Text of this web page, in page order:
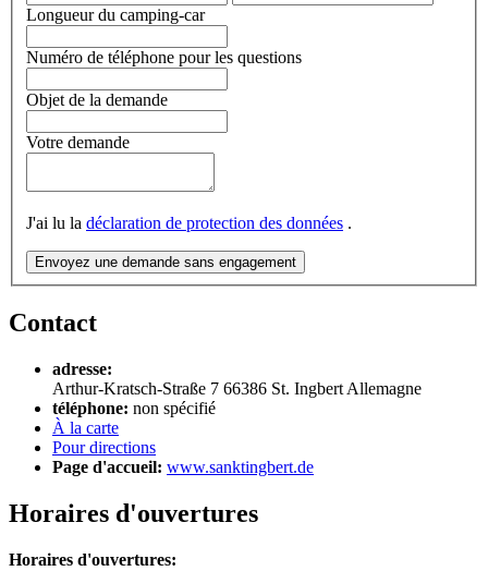
Longueur du camping-car
Numéro de téléphone pour les questions
Objet de la demande
Votre demande
J'ai lu la déclaration de protection des données .
Envoyez une demande sans engagement
Contact
adresse:
Arthur-Kratsch-Straße 7 66386 St. Ingbert Allemagne
téléphone: non spécifié
À la carte
Pour directions
Page d'accueil: www.sanktingbert.de
Horaires d'ouvertures
Horaires d'ouvertures: